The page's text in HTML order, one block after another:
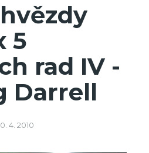
5
rad IV -
Darrell
4. 2010